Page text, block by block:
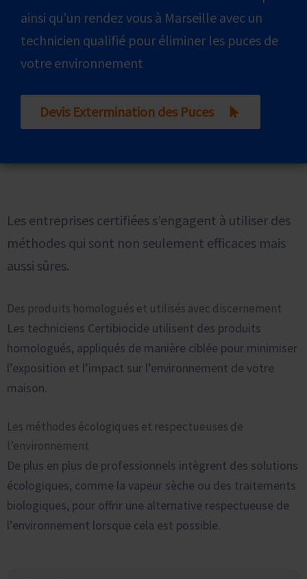
ainsi qu’un rendez vous à Marseille avec un
technicien qualifié pour éliminer les puces de
votre environnement
Devis Extermination des Puces
Les entreprises certifiées s’engagent à utiliser des
méthodes qui sont non seulement efficaces mais
aussi sûres.
Des produits homologués et utilisés avec discernement
Les techniciens Certibiocide utilisent des produits
homologués, appliqués de manière ciblée pour minimiser
l’exposition et l’impact sur l’environnement de votre
maison.
Les méthodes écologiques et respectueuses de
l’environnement
De plus en plus de professionnels intègrent des solutions
écologiques, comme la vapeur sèche ou des traitements
biologiques, pour offrir une alternative respectueuse de
l’environnement lorsque cela est possible.